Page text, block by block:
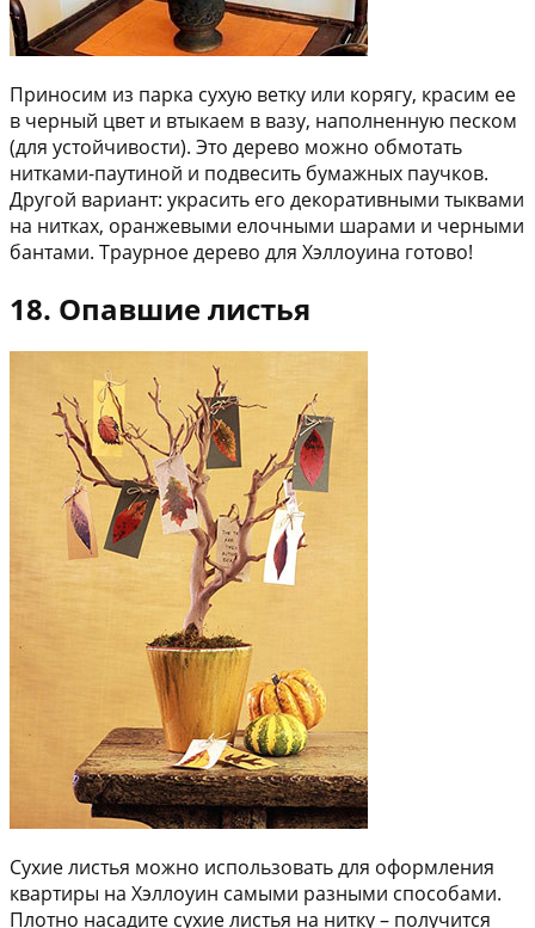
Приносим из парка сухую ветку или корягу, красим ее
в черный цвет и втыкаем в вазу, наполненную песком
(для устойчивости). Это дерево можно обмотать
нитками-паутиной и подвесить бумажных паучков.
Другой вариант: украсить его декоративными тыквами
на нитках, оранжевыми елочными шарами и черными
бантами. Траурное дерево для Хэллоуина готово!
18. Опавшие листья
Сухие листья можно использовать для оформления
квартиры на Хэллоуин самыми разными способами.
Плотно насадите сухие листья на нитку – получится